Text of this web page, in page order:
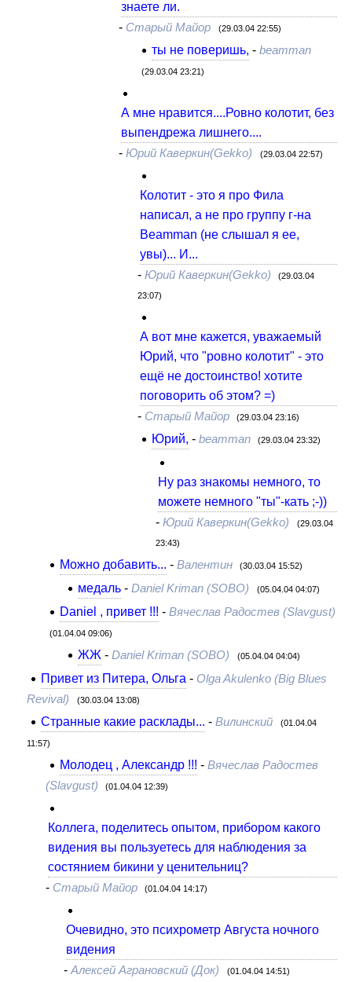
знаете ли.
- Старый Майор (29.03.04 22:55)
ты не поверишь, - beamman
(29.03.04 23:21)
А мне нравится....Ровно колотит, без
выпендрежа лишнего....
-Юрий Каверкин(Gekko) (29.03.04 22:57)
Колотит - это я про Фила
написал, а не про группу г-на
Beamman (не слышал я ее,
увы)... И...
- Юрий Каверкин(Gekko) (29.03.04
23:07)
А вот мне кажется, уважаемый
Юрий, что "ровно колотит" - это
ещё не достоинство! хотите
поговорить об этом? =)
- Старый Майор (29.03.04 23:16)
Юрий, - beamman (29.03.04 23:32)
Ну раз знакомы немного, то
можете немного "ты"-кать ;-))
- Юрий Каверкин(Gekko) (29.03.04
23:43)
Можно добавить... - Валентин (30.03.04 15:52)
медаль- Daniel Kriman (SOBO) (05.04.04 04:07)
Daniel , привет !!! - Вячеслав Радостев (Slavgust)
(01.04.04 09:06)
ЖЖ - Daniel Kriman (SOBO) (05.04.04 04:04)
Привет из Питера, Ольга - Olga Akulenko (Big Blues
Revival)
(30.03.04 13:08)
Странные какие расклады... -Вилинский (01.04.04
11:57)
Молодец , Александр !!! - Вячеслав Радостев
(Slavgust)
(01.04.04 12:39)
Коллега, поделитесь опытом, прибором какого
видения вы пользуетесь для наблюдения за
состянием бикини у ценительниц?
- Старый Майор (01.04.04 14:17)
Очевидно, это психрометр Августа ночного
видения
- Алексей Аграновский (Док) (01.04.04 14:51)